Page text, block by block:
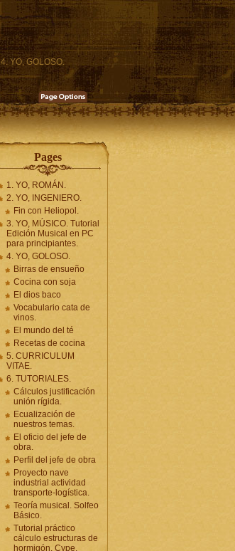
4. YO, GOLOSO.
Pages
1. YO, ROMÁN.
2. YO, INGENIERO.
Fin con Heliopol.
3. YO, MÚSICO. Tutorial
Edición Musical en PC
para principiantes.
4. YO, GOLOSO.
Birras de ensueño
Cocina con soja
El dios baco
Vocabulario cata de
vinos.
El mundo del té
Recetas de cocina
5. CURRICULUM
VITAE.
6. TUTORIALES.
Cálculos justificación
unión rígida.
Ecualización de
nuestros temas.
El oficio del jefe de
obra.
Perfil del jefe de obra
Proyecto nave
industrial actividad
transporte-logística.
Teoría musical. Solfeo
Básico.
Tutorial práctico
cálculo estructuras de
hormigón. Cype.